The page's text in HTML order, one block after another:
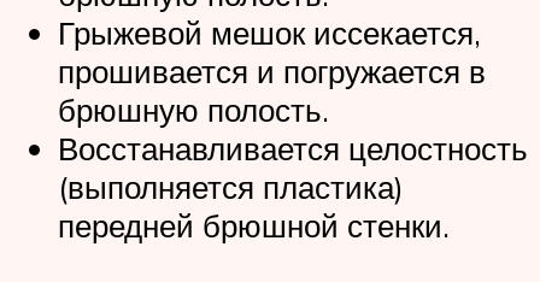
Грыжевой мешок иссекается,
прошивается и погружается в
брюшную полость.
Восстанавливается целостность
(выполняется пластика)
передней брюшной стенки.